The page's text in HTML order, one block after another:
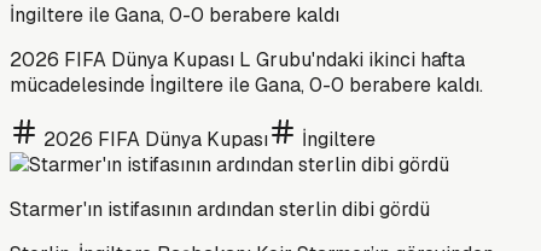
İngiltere ile Gana, 0-0 berabere kaldı
2026 FIFA Dünya Kupası L Grubu'ndaki ikinci hafta
mücadelesinde İngiltere ile Gana, 0-0 berabere kaldı.
2026 FIFA Dünya Kupası İngiltere
Starmer'ın istifasının ardından sterlin dibi gördü